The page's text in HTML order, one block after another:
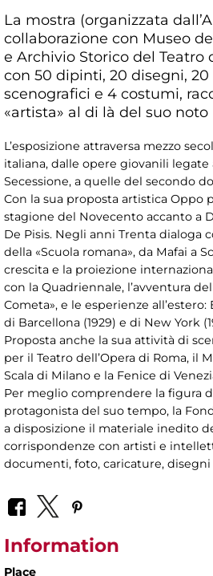
La mostra (organizzata
collaborazione con Museo
e Archivio Storico del Teatro
con 50 dipinti, 20 disegni, 20
scenografici e 4 costumi,
«artista» al di là del suo
L’esposizione attraversa mezzo
italiana, dalle opere giovanili legate
Secessione, a quelle del secondo
Con la sua proposta artistica Oppo
stagione del Novecento accanto a
De Pisis. Negli anni Trenta dialoga
della «Scuola romana», da Mafai a
crescita e la proiezione
con la Quadriennale, l’avventura
Cometa», e le esperienze
di Barcellona (1929) e di New York
Proposta anche la sua attività di
per il Teatro dell’Opera di Roma, il
Scala di Milano e la Fenice di
Per meglio comprendere la figura
protagonista del suo tempo, la
a disposizione il materiale inedito
corrispondenze con artisti e
documenti, foto, caricature,
Information
Place